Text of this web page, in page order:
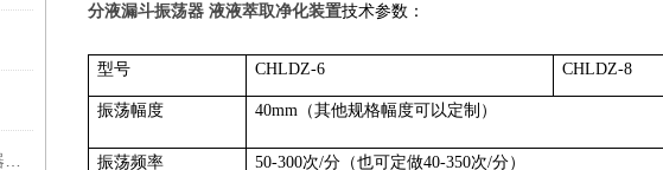
分液漏斗振荡器 液液萃取净化装置技术参数：
型号 CHLDZ-6 CHLDZ-8
振荡幅度 40mm（其他规格幅度可以定制）
振荡频率 50-300次/分（也可定做40-350次/分）